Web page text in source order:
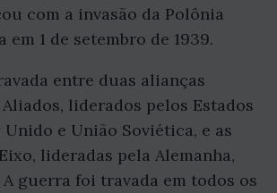
com a invasão da Polônia
em 1 de setembro de 1939.
entre duas alianças
liderados pelos Estados
Unido e União Soviética, e as
lideradas pela Alemanha,
A guerra foi travada em todos os